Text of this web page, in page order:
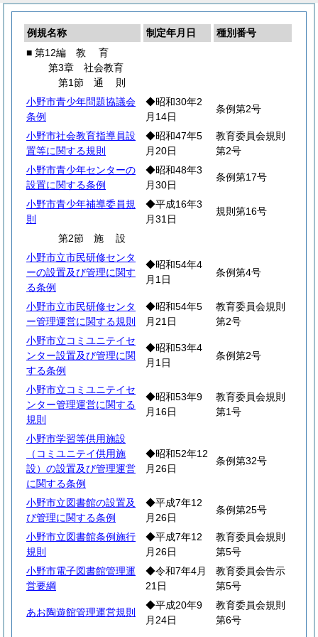
例規名称 制定年月日
種別番号
■ 第12編 教 育
第3章 社会教育
第1節 通 則
小野市青少年問題協議会
条例
◆昭和30年2
月14日
条例第2号
小野市社会教育指導員設
置等に関する規則
◆昭和47年5
月20日
教育委員会規則
第2号
小野市青少年センターの
設置に関する条例
◆昭和48年3
月30日
条例第17号
小野市青少年補導委員規
則
◆平成16年3
月31日
規則第16号
第2節 施設
小野市立市民研修センタ
ーの設置及び管理に関す
る条例
◆昭和54年4
月1日
条例第4号
小野市立市民研修センタ
ー管理運営に関する規則
◆昭和54年5
月21日
教育委員会規則
第2号
小野市立コミユニテイセ
ンター設置及び管理に関
する条例
◆昭和53年4
月1日
条例第2号
小野市立コミユニテイセ
ンター管理運営に関する
規則
◆昭和53年9
月16日
教育委員会規則
第1号
小野市学習等供用施設
（コミユニテイ供用施
設）の設置及び管理運営
に関する条例
◆昭和52年12
月26日
条例第32号
小野市立図書館の設置及
び管理に関する条例
◆平成7年12
月26日
条例第25号
小野市立図書館条例施行
規則
◆平成7年12
月26日
教育委員会規則
第5号
小野市電子図書館管理運
営要綱
◆令和7年4月
21日
教育委員会告示
第5号
あお陶遊館管理運営規則
◆平成20年9
月24日
教育委員会規則
第6号